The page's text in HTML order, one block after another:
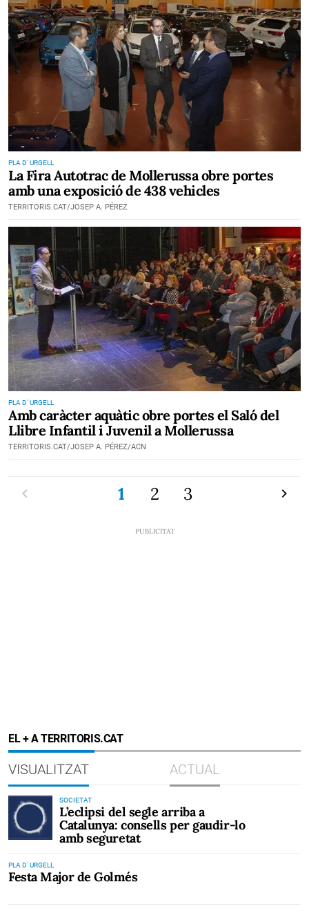
PLA D' URGELL
La Fira Autotrac de Mollerussa obre portes
amb una exposició de 438 vehicles
TERRITORIS.CAT/JOSEP A. PÉREZ
PLA D' URGELL
Amb caràcter aquàtic obre portes el Saló del
Llibre Infantil i Juvenil a Mollerussa
TERRITORIS.CAT/JOSEP A. PÉREZ/ACN
Previ 1 2 3
EL + A TERRITORIS.CAT
VISUALITZAT ACTUAL
SOCIETAT
L’eclipsi del segle arriba a
Catalunya: consells per gaudir-lo
amb seguretat
PLA D' URGELL
Festa Major de Golmés